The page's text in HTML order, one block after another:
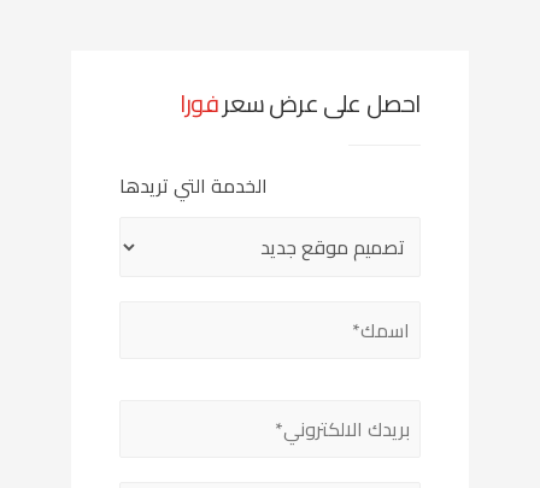
احصل على عرض سعرفورا
الخدمة التي تريدها